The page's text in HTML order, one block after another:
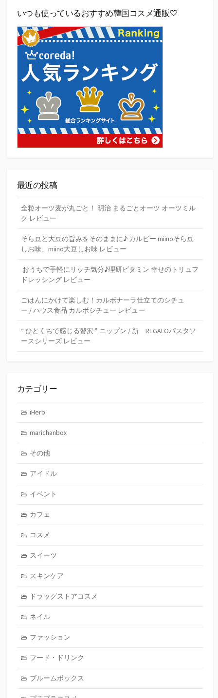
いつも使っているおすすめ韓国コスメ通販♡
最近の投稿
全粒オーツ麦が丸ごと！ 明治 まるごとオーツ オーツミル
ク レビュー
そら豆と大豆の旨みをそのままに♪ カルビー miinoそら豆
しお味、miino大豆しお味 レビュー
おうちで手軽にリッチ気分♪理研ビタミン 幸せのトリュフ
ドレッシング レビュー
ごはんにかけて楽しむ！カルボナーラ仕立てのシチュ
ー / ハウス食品 カルボシチュー レビュー
“ ひとくちで感じる贅沢 ” ニップン / 新 REGALOパスタソ
ースシリーズ レビュー
カテゴリー
iHerb
marichanbox
その他
アイドル
イベント
カフェ
コスメ
スイーツ
スキンケア
ドラッグストアコスメ
ネイル
ファッション
フード・ドリンク
ブルームボックス